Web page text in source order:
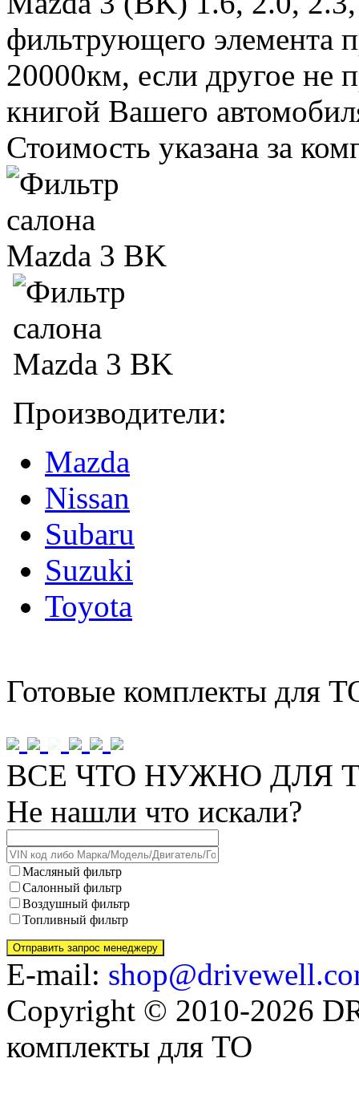
фильтрующего элемента
20000км, если другое не
книгой Вашего
Стоимость указана за
Производители:
Mazda
Nissan
Subaru
Suzuki
Toyota
Готовые комплекты для
ВСЕ ЧТО НУЖНО ДЛЯ
Не нашли что искали?
Масляный фильтр
Салонный фильтр
Воздушный фильтр
Топливный фильтр
E-mail:
Copyright © 2010-2026
комплекты для ТО